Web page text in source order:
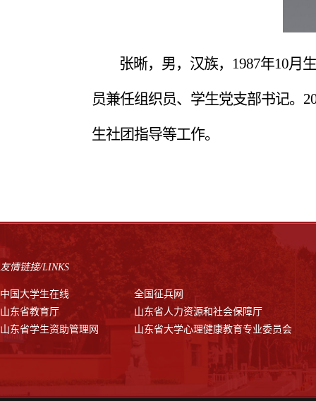
张晰，男，汉族， 1987年10月
员兼任组织员、学生党支部书记。
生社团指导等工作。
友情链接/LINKS
中国大学生在线
全国征兵网
山东省教育厅
山东省人力资源和社会保障厅
山东省学生资助管理网
山东省大学心理健康教育专业委员会